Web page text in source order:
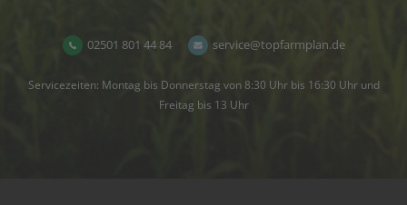
02501 801 44 84 service@topfarmplan.de
Servicezeiten: Montag bis Donnerstag von 8:30 Uhr bis 16:30 Uhr und
Freitag bis 13 Uhr